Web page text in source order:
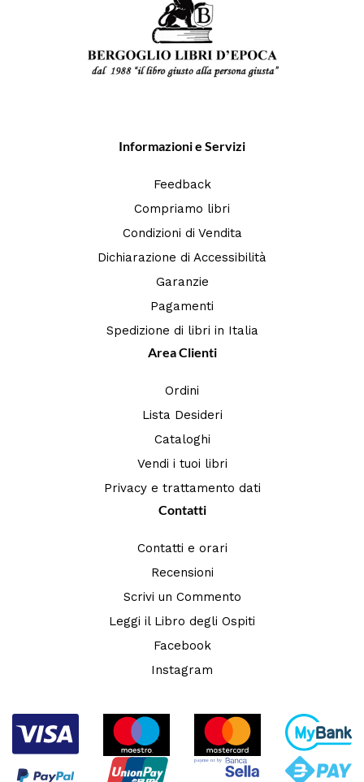
Informazioni e Servizi
Feedback
Compriamo libri
Condizioni di Vendita
Dichiarazione di Accessibilità
Garanzie
Pagamenti
Spedizione di libri in Italia
Area Clienti
Ordini
Lista Desideri
Cataloghi
Vendi i tuoi libri
Privacy e trattamento dati
Contatti
Contatti e orari
Recensioni
Scrivi un Commento
Leggi il Libro degli Ospiti
Facebook
Instagram